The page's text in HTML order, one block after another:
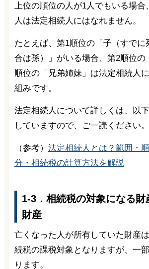
上位の順位の人が1人でもいる場
人は法定相続人にはなれません。
たとえば、第1順位の「子（すでに
合は孫）」がいる場合、第2順位の
順位の「兄弟姉妹」は法定相続人
組みです。
法定相続人について詳しくは、以
していますので、ご一読ください。
（参考） 法定相続人とは？範囲・
分・相続税の計算方法を解説
1-3．相続税の対象になる財
財産
亡くなった人が所有していた財産
続税の課税対象となりますが、一
ります。